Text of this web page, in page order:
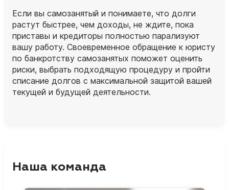
Если вы самозанятый и понимаете, что долги
растут быстрее, чем доходы, не ждите, пока
приставы и кредиторы полностью парализуют
вашу работу. Своевременное обращение к юристу
по банкротству самозанятых поможет оценить
риски, выбрать подходящую процедуру и пройти
списание долгов с максимальной защитой вашей
текущей и будущей деятельности.
Наша команда